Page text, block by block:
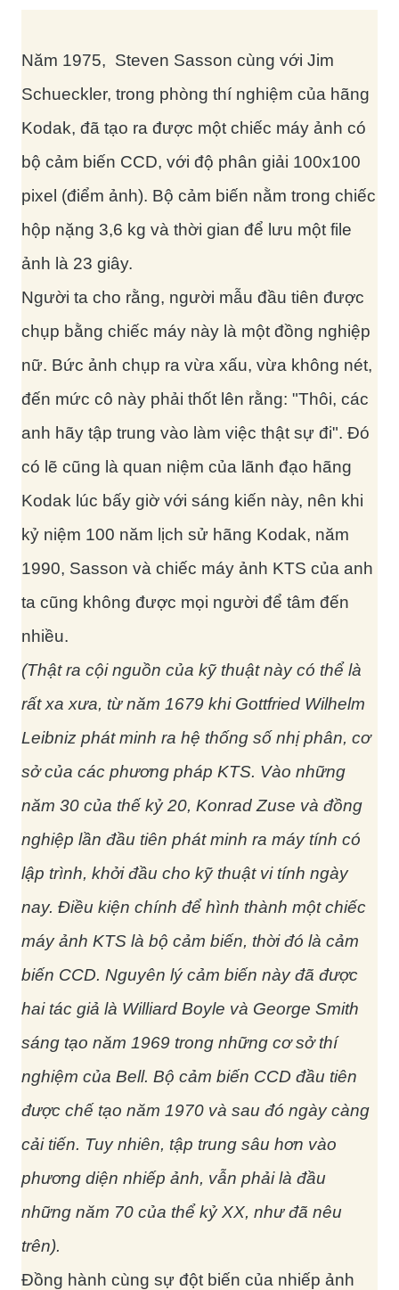
Năm 1975, Steven Sasson cùng với Jim
Schueckler, trong phòng thí nghiệm của hãng
Kodak, đã tạo ra được một chiếc máy ảnh có
bộ cảm biến CCD, với độ phân giải 100x100
pixel (điểm ảnh). Bộ cảm biến nằm trong chiếc
hộp nặng 3,6 kg và thời gian để lưu một file
ảnh là 23 giây.
Người ta cho rằng, người mẫu đầu tiên được
chụp bằng chiếc máy này là một đồng nghiệp
nữ. Bức ảnh chụp ra vừa xấu, vừa không nét,
đến mức cô này phải thốt lên rằng: "Thôi, các
anh hãy tập trung vào làm việc thật sự đi". Đó
có lẽ cũng là quan niệm của lãnh đạo hãng
Kodak lúc bấy giờ với sáng kiến này, nên khi
kỷ niệm 100 năm lịch sử hãng Kodak, năm
1990, Sasson và chiếc máy ảnh KTS của anh
ta cũng không được mọi người để tâm đến
nhiều.
(Thật ra cội nguồn của kỹ thuật này có thể là
rất xa xưa, từ năm 1679 khi Gottfried Wilhelm
Leibniz phát minh ra hệ thống số nhị phân, cơ
sở của các phương pháp KTS. Vào những
năm 30 của thế kỷ 20, Konrad Zuse và đồng
nghiệp lần đầu tiên phát minh ra máy tính có
lập trình, khởi đầu cho kỹ thuật vi tính ngày
nay. Điều kiện chính để hình thành một chiếc
máy ảnh KTS là bộ cảm biến, thời đó là cảm
biến CCD. Nguyên lý cảm biến này đã được
hai tác giả là Williard Boyle và George Smith
sáng tạo năm 1969 trong những cơ sở thí
nghiệm của Bell. Bộ cảm biến CCD đầu tiên
được chế tạo năm 1970 và sau đó ngày càng
cải tiến. Tuy nhiên, tập trung sâu hơn vào
phương diện nhiếp ảnh, vẫn phải là đầu
những năm 70 của thể kỷ XX, như đã nêu
trên).
Đồng hành cùng sự đột biến của nhiếp ảnh